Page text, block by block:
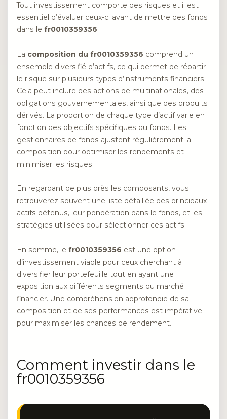
Tout investissement comporte des risques et il est
essentiel d’évaluer ceux-ci avant de mettre des fonds
dans le fr0010359356.
La composition du fr0010359356 comprend un
ensemble diversifié d’actifs, ce qui permet de répartir
le risque sur plusieurs types d’instruments financiers.
Cela peut inclure des actions de multinationales, des
obligations gouvernementales, ainsi que des produits
dérivés. La proportion de chaque type d’actif varie en
fonction des objectifs spécifiques du fonds. Les
gestionnaires de fonds ajustent régulièrement la
composition pour optimiser les rendements et
minimiser les risques.
En regardant de plus près les composants, vous
retrouverez souvent une liste détaillée des principaux
actifs détenus, leur pondération dans le fonds, et les
stratégies utilisées pour sélectionner ces actifs.
En somme, le fr0010359356 est une option
d’investissement viable pour ceux cherchant à
diversifier leur portefeuille tout en ayant une
exposition aux différents segments du marché
financier. Une compréhension approfondie de sa
composition et de ses performances est impérative
pour maximiser les chances de rendement.
Comment investir dans le
fr0010359356